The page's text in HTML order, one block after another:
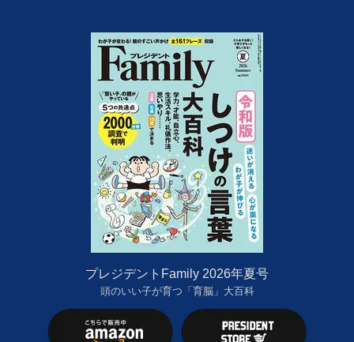
プレジデントFamily 2026年夏号
頭のいい子が育つ「育脳」大百科